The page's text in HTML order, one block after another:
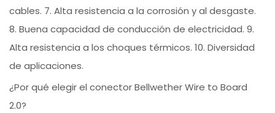
cables. 7. Alta resistencia a la corrosión y al desgaste.
8. Buena capacidad de conducción de electricidad. 9.
Alta resistencia a los choques térmicos. 10. Diversidad
de aplicaciones.
¿Por qué elegir el conector Bellwether Wire to Board
2.0?